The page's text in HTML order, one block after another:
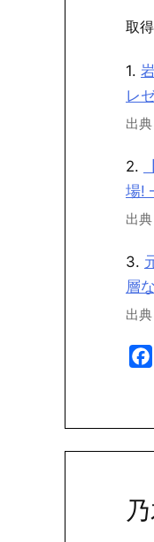
取
1.
レ
出典
2.
場!
出典
3.
層
出典